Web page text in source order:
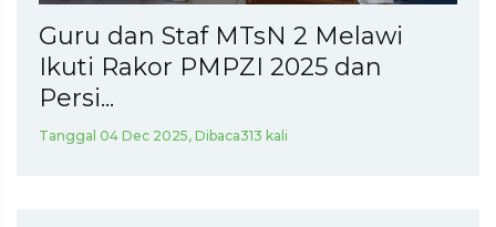
Guru dan Staf MTsN 2 Melawi
Ikuti Rakor PMPZI 2025 dan
Persi...
Tanggal 04 Dec 2025, Dibaca313 kali